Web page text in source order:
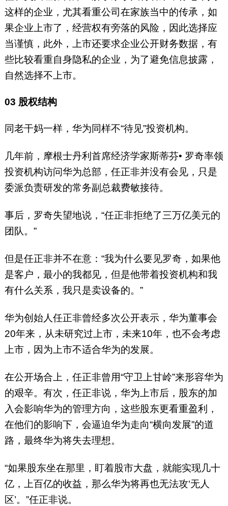
这样的企业，尤其看重公司在家族当中的传承，如
果企业上市了，经营权有旁落的风险，因此选择应
当谨慎，此外，上市还要求企业公开财务数据，有
些比较看重自身隐私的企业，为了避免信息披露，
自然选择不上市。
03 股权结构
同老干妈一样，华为同样不“待见”投资机构。
几年前，摩根士丹利首席经济学家斯蒂芬• 罗奇率领
投资机构访问华为总部，任正非并没有会见，只是
委派负责研发的常务副总裁费敏接待。
事后，罗奇失望地说，“任正非拒绝了三万亿美元的
团队。”
但是任正非并不在意：“我为什么要见罗奇，如果他
是客户，最小的我都见，但是他带着投资机构和我
有什么关系，我只是卖设备的。”
华为创始人任正非曾经多次公开表示，华为董事会
20年来，从未研究过上市，未来10年，也不会考虑
上市，因为上市不适合华为的发展。
在公开场合上，任正非曾用“守卫上甘岭”来形容华为
的艰辛。有次，任正非说，华为上市后，股东的加
入会影响华为的管理方向，这些股东更看重盈利，
在他们的影响下，会逼迫华为走向“横向发展”的道
路，最终华为将失去理想。
“如果股东坐在那里，盯着股市大盘，就能实现几十
亿，上百亿的收益，那么华为将再也无法攻‘无人
区’。”任正非说。